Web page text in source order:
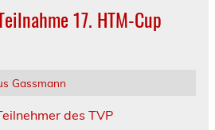
17. HTM-Cup
Gassmann